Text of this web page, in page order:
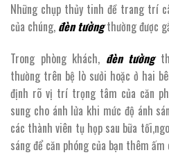
Những chụp thủy tinh đề trang trí
của chúng, đèn tường thường được
Trong phòng khách, đèn tường
thường trên bệ lò sưởi hoặc ở hai
định rõ vị trí trọng tâm của căn
sung cho ánh lửa khi mức độ ánh
các thành viên tụ họp sau bữa
sáng để căn phóng của bạn thêm ấm